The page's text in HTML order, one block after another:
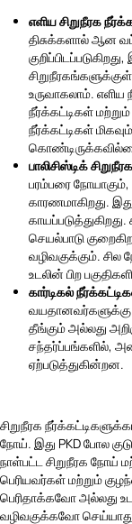
எளிய சிறுநீரக
திசுக்களால் ஆன
உருவாகலாம். எளிய
நீர்க்கட்டிகள்
நீர்க்கட்டிகள்
பாலிசிஸ்டிக்
பரம்பரை நோயாகும்,
காரணமாகிறது.
செயல்பாடு
வழிவகுக்கும்.
உடலின் பிற
கார்டிகல்
வயதானவர்களுக்கு
தீங்கும் அல்லது
சந்தர்ப்பங்களில்,
ஏற்படுத்துகின்றன.
சிறுநீரக
நோய். இது PKD போல
நாள்பட்ட சிறுநீரக நோய்
பெரியவர்கள் மற்றும்
பெரிதாக்கவோ அல்லது
வழிவகுக்கவோ